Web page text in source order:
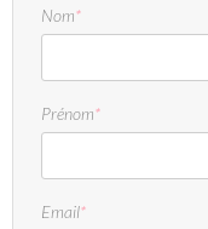
Nom*
Prénom*
Email*